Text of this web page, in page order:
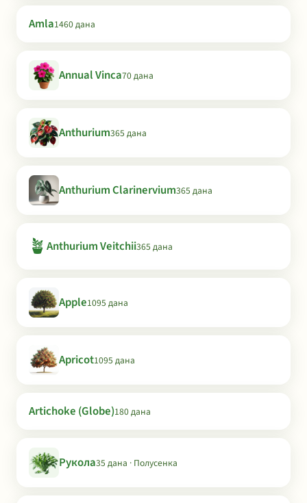
Amla1460 дана
Annual Vinca70 дана
Anthurium365 дана
Anthurium Clarinervium365 дана
🪴 Anthurium Veitchii365 дана
Apple1095 дана
Apricot1095 дана
Artichoke (Globe)180 дана
Рукола35 дана · Полусенка